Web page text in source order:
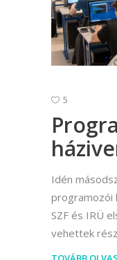
5
Idén
programozói
SZF és IRÜ
vehettek